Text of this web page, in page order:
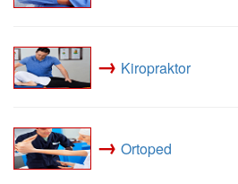
→ Kiropraktor
→ Ortoped